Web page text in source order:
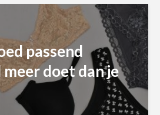
passend
doet dan je